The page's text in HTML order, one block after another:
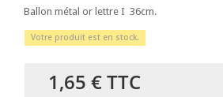
Ballon métal or lettre I 36cm.
Votre produit est en stock.
1,65 €TTC